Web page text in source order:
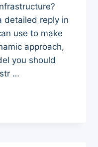
detailed reply in
use to make
approach,
you should
…